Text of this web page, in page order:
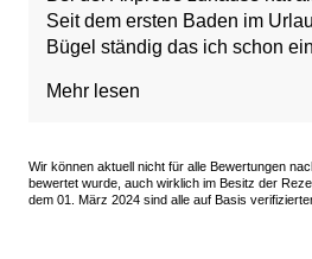
Seit dem ersten Baden im
Bügel ständig das ich schon
Mehr lesen
Wir können aktuell nicht für alle Bewertungen
bewertet wurde, auch wirklich im Besitz der
dem 01. März 2024 sind alle auf Basis